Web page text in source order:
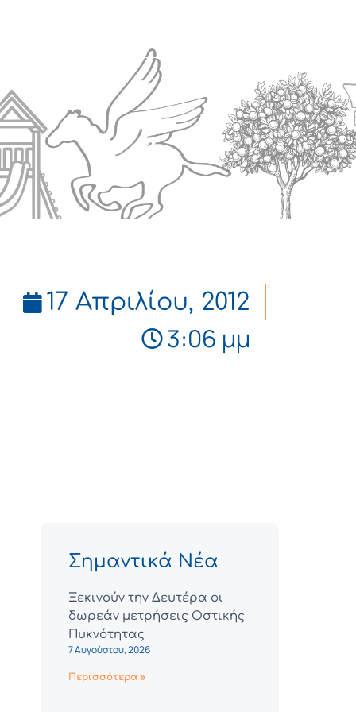
17 Απριλίου, 2012
3:06 μμ
Σημαντικά Νέα
Ξεκινούν την Δευτέρα οι
δωρεάν μετρήσεις Οστικής
Πυκνότητας
7 Αυγούστου, 2026
Περισσότερα »